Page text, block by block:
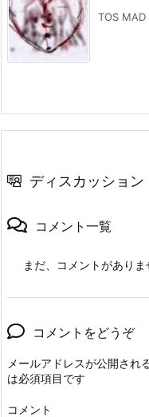
TOS
ディスカッション
コメント一覧
まだ、コメントがありま
コメントをどうぞ
メールアドレスが公開され
は必須項目です
コメント